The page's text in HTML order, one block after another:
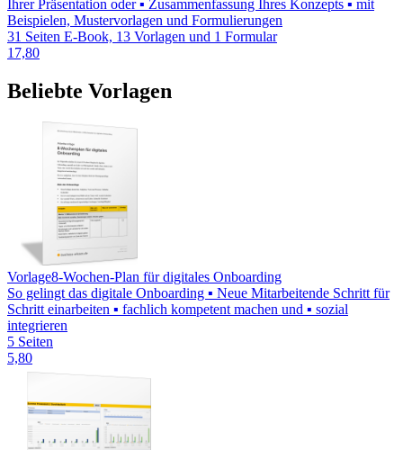
Ihrer Präsentation oder ▪ Zusammenfassung Ihres Konzepts ▪ mit
Beispielen, Mustervorlagen und Formulierungen
31 Seiten E-Book, 13 Vorlagen und 1 Formular
17,80
Beliebte Vorlagen
Vorlage8-Wochen-Plan für digitales Onboarding
So gelingt das digitale Onboarding ▪ Neue Mitarbeitende Schritt für
Schritt einarbeiten ▪ fachlich kompetent machen und ▪ sozial
integrieren
5 Seiten
5,80